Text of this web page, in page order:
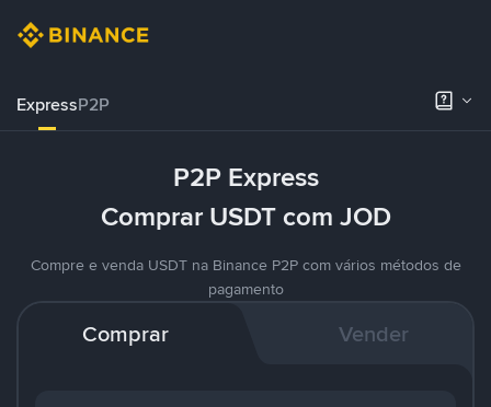
ExpressP2P
P2P Express
Comprar USDT com JOD
Compre e venda USDT na Binance P2P com vários métodos de
pagamento
Comprar Vender